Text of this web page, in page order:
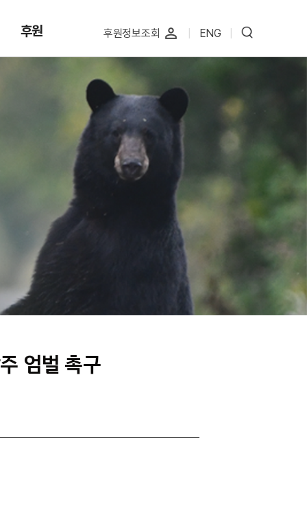
후원 후원정보조회 perm_identity ENG
엄벌 촉구